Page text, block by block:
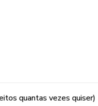
quantas vezes quiser)